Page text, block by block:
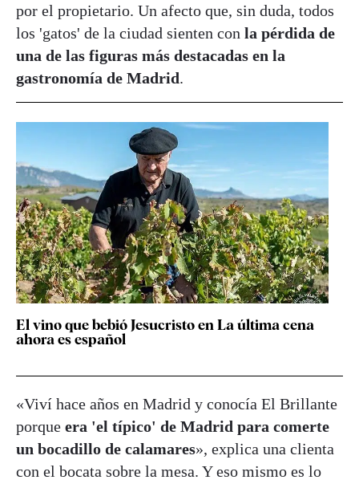
por el propietario. Un afecto que, sin duda, todos
los 'gatos' de la ciudad sienten con la pérdida de
una de las figuras más destacadas en la
gastronomía de Madrid.
El vino que bebió Jesucristo en La última cena
ahora es español
«Viví hace años en Madrid y conocía El Brillante
porque era 'el típico' de Madrid para comerte
un bocadillo de calamares», explica una clienta
con el bocata sobre la mesa. Y eso mismo es lo